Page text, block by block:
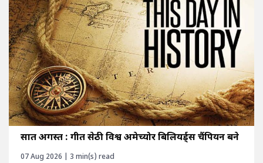
सात अगस्त : गीत सेठी विश्व अमेच्योर बिलियर्ड्स चैंपियन बने
07 Aug 2026 | 3 min(s) read